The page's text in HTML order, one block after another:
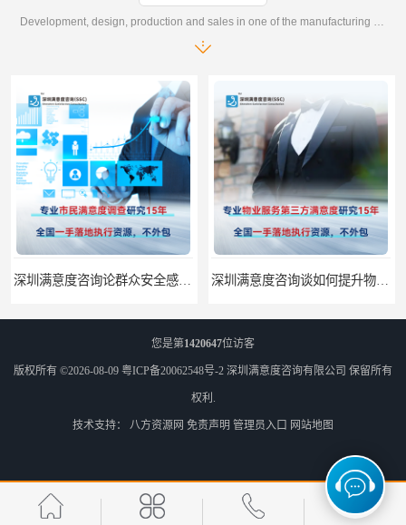
Development, design, production and sales in one of the manufacturing enterprises
深圳满意度咨询开展医药公司顾客满意度调查
您是第1420647位访客
版权所有 ©2026-08-09 粤ICP备20062548号-2 深圳满意度咨询有限公司 保留所有
权利.
技术支持： 八方资源网 免责声明 管理员入口 网站地图